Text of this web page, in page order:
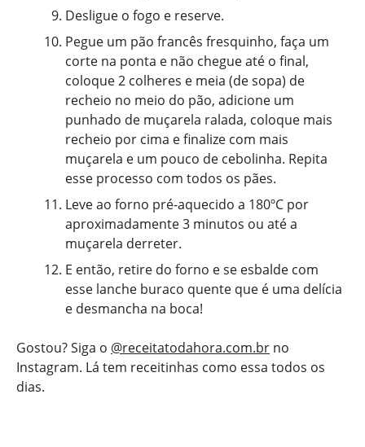
Desligue o fogo e reserve.
Pegue um pão francês fresquinho, faça um
corte na ponta e não chegue até o final,
coloque 2 colheres e meia (de sopa) de
recheio no meio do pão, adicione um
punhado de muçarela ralada, coloque mais
recheio por cima e finalize com mais
muçarela e um pouco de cebolinha. Repita
esse processo com todos os pães.
Leve ao forno pré-aquecido a 180ºC por
aproximadamente 3 minutos ou até a
muçarela derreter.
E então, retire do forno e se esbalde com
esse lanche buraco quente que é uma delícia
e desmancha na boca!
Gostou? Siga o @receitatodahora.com.br no
Instagram. Lá tem receitinhas como essa todos os
dias.